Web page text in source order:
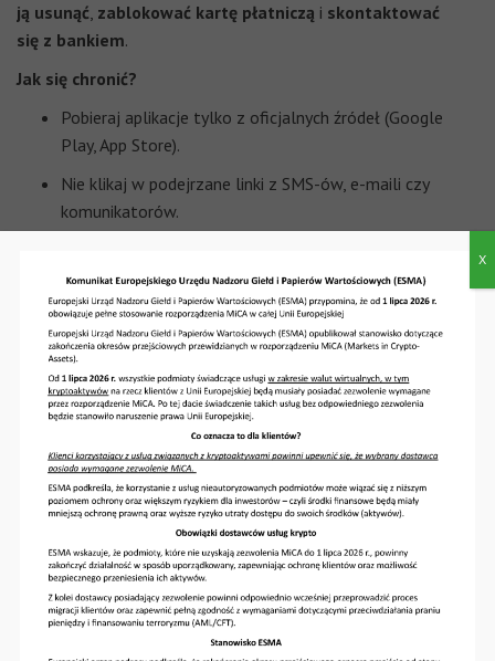
ją usunąć, zablokować kartę płatniczą i skontaktować
się z bankiem.
Jak się chronić?
Pobieraj aplikacje tylko z oficjalnych źródeł (Google
Play, App Store).
Nie klikaj w podejrzane linki z SMS-ów, e-maili czy
komunikatorów.
Regularnie aktualizuj system i oprogramowanie.
CSIRT KNF apeluje o czujność — nawet pozornie
wiarygodna aplikacja może służyć do kradzieży danych.
Ostatnie wpisy
Co to jest Visa+
Click to Pay
Ostrzegamy!
ESMA przypomina: od 1 lipca 2026 r. pełne
stosowanie MiCA w całej Unii Europejskiej
X